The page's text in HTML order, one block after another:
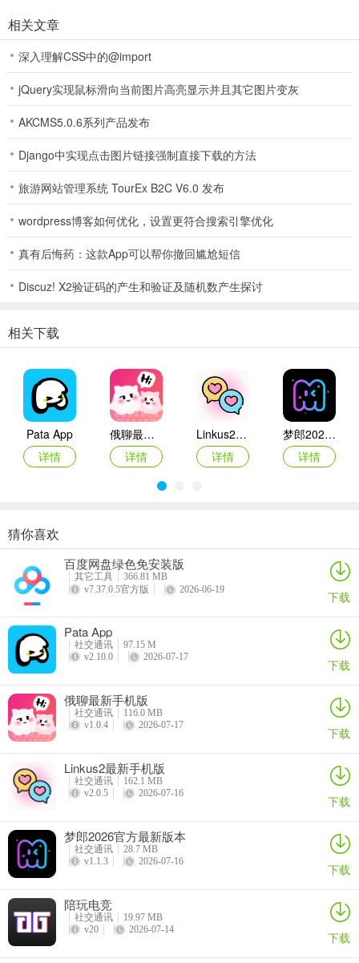
1、介绍精品桑拿洗浴店，服务丰富，满足多数用户需求。
2、是成都人专属社交网络平台，带来便捷体验与新闻推送。
3、有独特社区论坛页面，触屏设计操作简单，信息共享方便。
4、能发布真实成都楼风信息，附照片及联系方式，交流体验。
川娇网(成都交流平台)使用说明
1. 川娇网是为成都人打造的交流平台，能介绍精品桑拿洗浴店，满足
多数用户需求。
2. 有独特社区论坛页面和触屏设计，操作简单，风景图或新闻场景一
3. 可快速方便地在社区论坛与朋友阅读和发帖、收发短信，享受优质
服务。
4. 能发布真实成都楼风信息，附照片及联系方式，实现成都信息资源
共享。
相关文章
深入理解CSS中的@import
jQuery实现鼠标滑向当前图片高亮显示并且其它图片变灰
AKCMS5.0.6系列产品发布
Django中实现点击图片链接强制直接下载的方法
旅游网站管理系统 TourEx B2C V6.0 发布
wordpress博客如何优化，设置更符合搜索引擎优化
真有后悔药：这款App可以帮你撤回尴尬短信
Discuz! X2验证码的产生和验证及随机数产生探讨
相关下载
Pata App
详情
俄聊最新手机版
详情
Linkus2最新手机版
详情
梦郎2026官方最新版本
详情
陪玩电竞
详情
Ocha App
详情
Shine拾光app
心动几何
猜你喜欢
百度网盘绿色免安装版
其它工具
366.81 MB
v7.37.0.5官方版
2026-06-19 下载
Pata App
社交通讯
97.15 M
v2.10.0
2026-07-17 下载
俄聊最新手机版
社交通讯
116.0 MB
v1.0.4
2026-07-17 下载
Linkus2最新手机版
社交通讯
162.1 MB
v2.0.5
2026-07-16 下载
梦郎2026官方最新版本
社交通讯
28.7 MB
v1.1.3
2026-07-16 下载
陪玩电竞
社交通讯
19.97 MB
v20
2026-07-14 下载